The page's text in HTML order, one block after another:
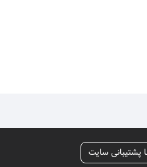
پشتیبانی سایت